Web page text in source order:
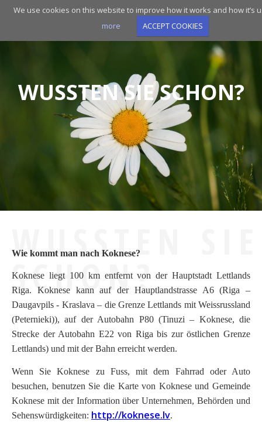
We use cookies on this website to improve how it works and how it’s
more
ACCEPT COOKIES
Skip
WUSSTEN SIE SCHON?
WUSSTEN SIE
SCHON?
Wie kommt man nach Koknese?
Koknese liegt 100 km entfernt von der Hauptstadt Lettlands
Riga. Koknese kann auf der Hauptlandstrasse A6 (Riga –
Daugavpils - Kraslava – die Grenze Lettlands mit Weissrussland
(Peternieki)), auf der Autobahn P80 (Tinuzi – Koknese, die
Strecke der Autobahn E22 von Riga bis zur östlichen Grenze
Lettlands) und mit der Bahn erreicht werden.
Wenn Sie Koknese zu Fuss, mit dem Fahrrad oder Auto
besuchen, benutzen Sie die Karte von Koknese und Gemeinde
Koknese mit der Informationüber Unternehmen, Behörden und
Sehenswürdigkeiten: http://koknese.lv.